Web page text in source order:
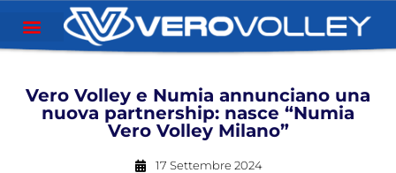
Vero Volley e Numia annunciano una
nuova partnership: nasce “Numia
Vero Volley Milano”
17 Settembre 2024